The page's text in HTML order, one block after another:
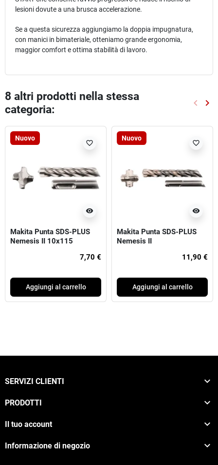
lesioni dovute a una brusca accelerazione.
Se a questa sicurezza aggiungiamo la doppia impugnatura,
con manici in bimateriale, otteniamo grande ergonomia,
maggior comfort e ottima stabilità di lavoro.
8 altri prodotti nella stessa
categoria:
keyboard_arrow_left keyboard_arrow_right
Nuovo
visibility
favorite_border
Makita Punta SDS-PLUS
Nemesis II 10x115
7,70 €
Aggiungi al carrello
Nuovo
visibility
favorite_border
Makita Punta SDS-PLUS
Nemesis II
11,90 €
Aggiungi al carrello
SERVIZI CLIENTI 
PRODOTTI 
Il tuo account 
Informazione di negozio 